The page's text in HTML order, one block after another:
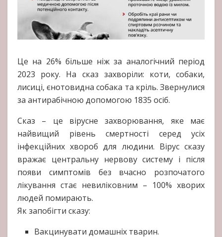
Це на 26% більше ніж за аналогічний період
2023 року. На сказ захворіли: коти, собаки,
лисиці, єнотовидна собака та кріль. Звернулися
за антирабічною допомогою 1835 осіб.
Сказ – це вірусне захворювання, яке має
найвищий рівень смертності серед усіх
інфекційних хвороб для людини. Вірус сказу
вражає центральну нервову систему і після
появи симптомів без вчасно розпочатого
лікування стає невиліковним – 100% хворих
людей помирають.
Як запобігти сказу:
Вакцинувати домашніх тварин.